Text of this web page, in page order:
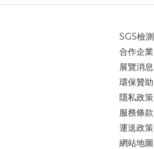
SGS檢測
合作企業
展覽消息
環保贊助
隱私政策
服務條款
運送政策
網站地圖